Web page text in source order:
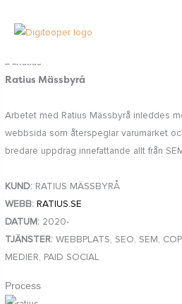
Ratius Mässbyrå
Arbetet med Ratius Mässbyrå inleddes
webbsida som återspeglar varumärket
bredare uppdrag innefattande allt från
KUND: RATIUS MÄSSBYRÅ
WEBB: RATIUS.SE
DATUM: 2020-
TJÄNSTER: WEBBPLATS, SEO, SEM,
MEDIER, PAID SOCIAL
Process